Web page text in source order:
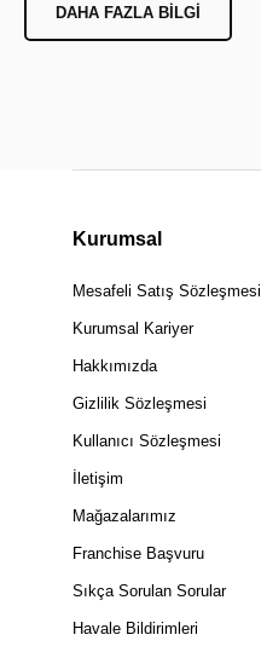
DAHA FAZLA BILGI
Kurumsal
Mesafeli Satış Sözleşmesi
Kurumsal Kariyer
Hakkımızda
Gizlilik Sözleşmesi
Kullanıcı Sözleşmesi
İletişim
Mağazalarımız
Franchise Başvuru
Sıkça Sorulan Sorular
Havale Bildirimleri